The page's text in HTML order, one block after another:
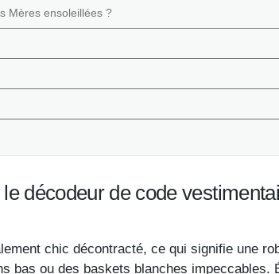
Mères ensoleillées ?
décodeur de code
chic décontracté, ce qui signifie une
bas ou des baskets blanches impeccables.